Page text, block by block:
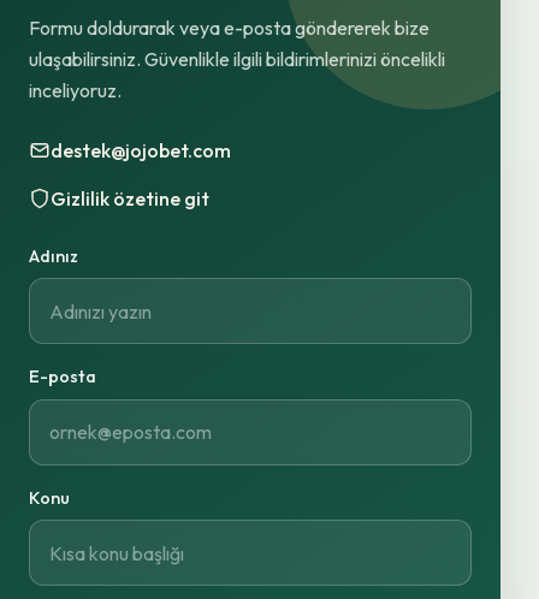
Formu doldurarak veya e-posta göndererek bize
ulaşabilirsiniz. Güvenlikle ilgili bildirimlerinizi öncelikli
inceliyoruz.
destek@jojobet.com
Gizlilik özetine git
Adınız
E-posta
Konu